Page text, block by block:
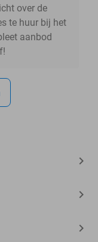
over de
te huur bij het
aanbod